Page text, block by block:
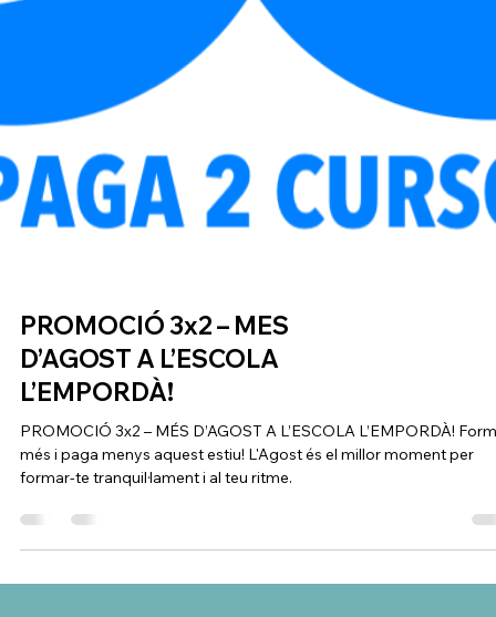
Campus Jove d'Estiu a
Ràdio Palamós
Un total de 54 joves de #Palamós d'entre 13 i 17 anys han